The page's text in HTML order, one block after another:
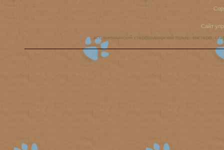
Сайт
аст, американский стаффордширский терьер, амстафф,